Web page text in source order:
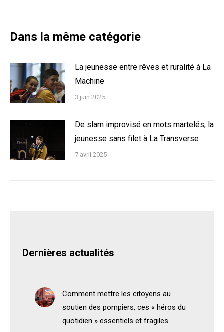
Dans la même catégorie
La jeunesse entre rêves et ruralité à La
Machine
3 juin 2025
De slam improvisé en mots martelés, la
jeunesse sans filet à La Transverse
7 avril 2025
Dernières actualités
Comment mettre les citoyens au
soutien des pompiers, ces « héros du
quotidien » essentiels et fragiles